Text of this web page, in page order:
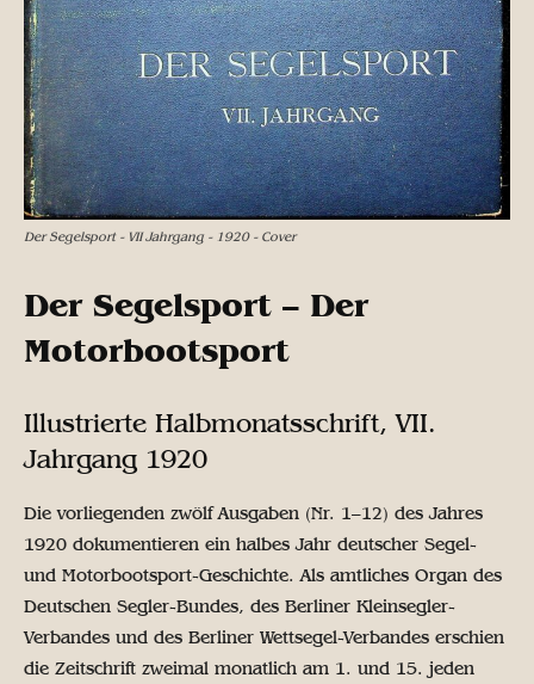
Der Segelsport - VII Jahrgang - 1920 - Cover
Der Segelsport – Der
Motorbootsport
Illustrierte Halbmonatsschrift, VII.
Jahrgang 1920
Die vorliegenden zwölf Ausgaben (Nr. 1–12) des Jahres
1920 dokumentieren ein halbes Jahr deutscher Segel-
und Motorbootsport-Geschichte. Als amtliches Organ des
Deutschen Segler-Bundes, des Berliner Kleinsegler-
Verbandes und des Berliner Wettsegel-Verbandes erschien
die Zeitschrift zweimal monatlich am 1. und 15. jeden